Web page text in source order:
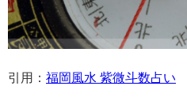
引用： 福岡風水 紫微斗数占い